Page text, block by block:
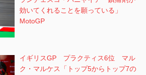
効いてくれることを願っている」
MotoGP
イギリスGP プラクティス6位 マル
ク・マルケス「トップ5からトップ7の